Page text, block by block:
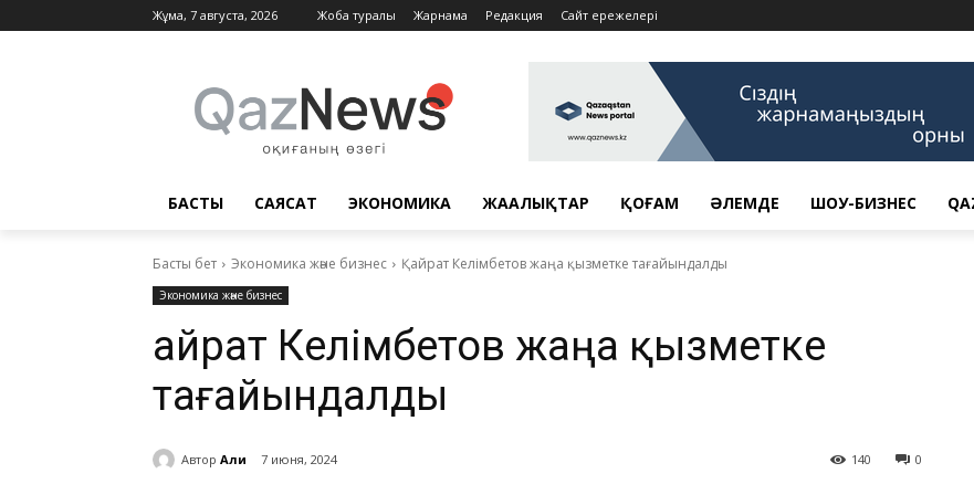
Жұма, 7 августа, 2026 Жоба туралы Жарнама Редакция Сайт ережелері
БАСТЫ САЯСАТ ЭКОНОМИКА ЖАҢАЛЫҚТАР ҚОҒАМ ӘЛЕМДЕ ШОУ-БИЗНЕС
Басты бет Экономика және бизнес Қайрат Келімбетов жаңа қызметке тағайындалды
Экономика және бизнес
Қайрат Келімбетов жаңа қызметке
тағайындалды
Автор Али 7 июня, 2024 0
140